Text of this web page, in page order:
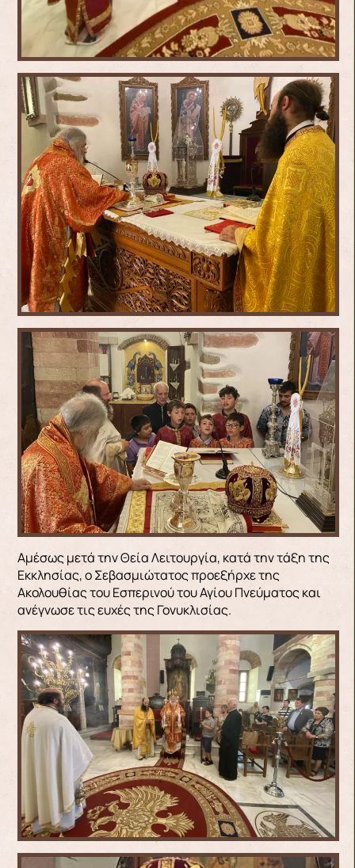
Αμέσως μετά την Θεία Λειτουργία, κατά την τάξη της
Εκκλησίας, ο Σεβασμιώτατος προεξήρχε της
Ακολουθίας του Εσπερινού του Αγίου Πνεύματος και
ανέγνωσε τις ευχές της Γονυκλισίας.